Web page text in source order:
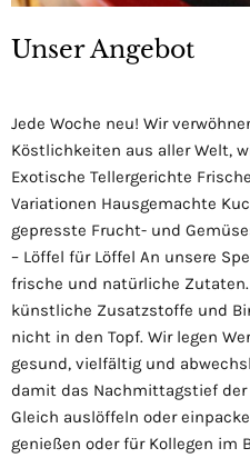
Unser Angebot
Jede Woche neu! Wir
Köstlichkeiten aus aller Welt,
Exotische Tellergerichte
Variationen Hausgemachte
gepresste Frucht- und
– Löffel für Löffel An unsere
frische und natürliche
künstliche Zusatzstoffe und
nicht in den Topf. Wir legen
gesund, vielfältig und
damit das Nachmittagstief der
Gleich auslöffeln oder
genießen oder für Kollegen im